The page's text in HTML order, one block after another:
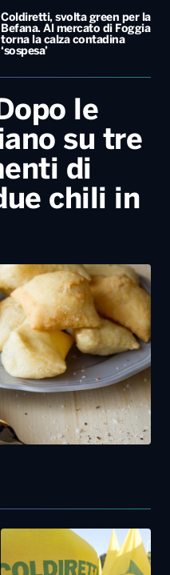
Coldiretti, svolta green per la
Befana. Al mercato di Foggia
torna la calza contadina
‘sospesa’
le
su tre
di
chili in